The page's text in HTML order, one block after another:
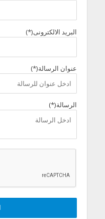
البريد الالكترونى(*)
عنوان الرسالة(*)
الرسالة(*)